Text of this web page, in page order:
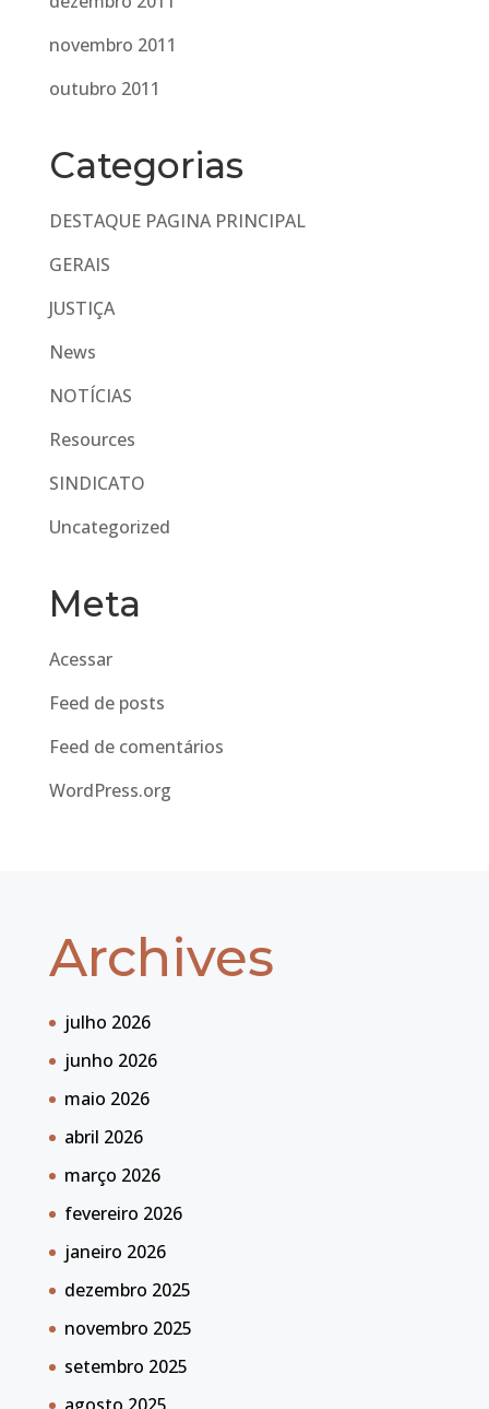
novembro 2011
outubro 2011
Categorias
DESTAQUE PAGINA PRINCIPAL
GERAIS
JUSTIÇA
News
NOTÍCIAS
Resources
SINDICATO
Uncategorized
Meta
Acessar
Feed de posts
Feed de comentários
WordPress.org
Archives
julho 2026
junho 2026
maio 2026
abril 2026
março 2026
fevereiro 2026
janeiro 2026
dezembro 2025
novembro 2025
setembro 2025